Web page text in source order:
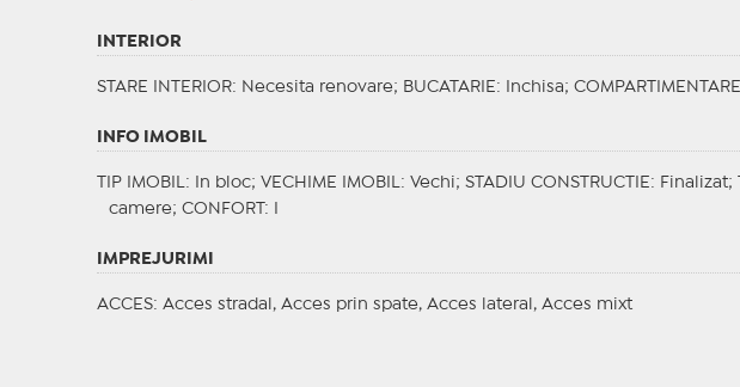
INTERIOR
STARE INTERIOR: Necesita renovare; BUCATARIE : Inchisa; COMPARTIMENTARE
INFO IMOBIL
TIP IMOBIL : In bloc; VECHIME IMOBIL : Vechi; STADIU CONSTRUCTIE : Finalizat;
camere; CONFORT : I
IMPREJURIMI
ACCES: Acces stradal, Acces prin spate, Acces lateral, Acces mixt